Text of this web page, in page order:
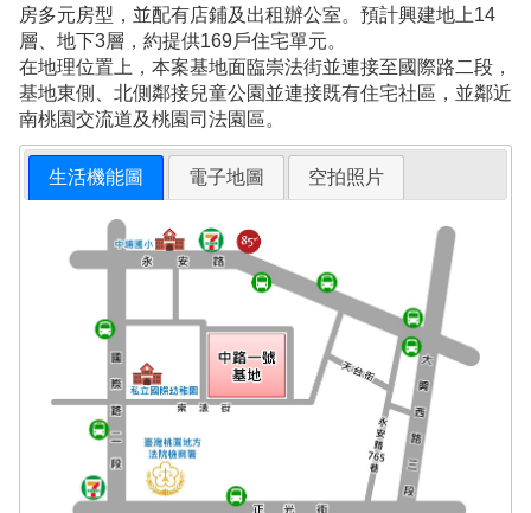
房多元房型，並配有店鋪及出租辦公室。預計興建地上14
層、地下3層，約提供169戶住宅單元。
在地理位置上，本案基地面臨崇法街並連接至國際路二段，
基地東側、北側鄰接兒童公園並連接既有住宅社區，並鄰近
南桃園交流道及桃園司法園區。
生活機能圖 電子地圖 空拍照片